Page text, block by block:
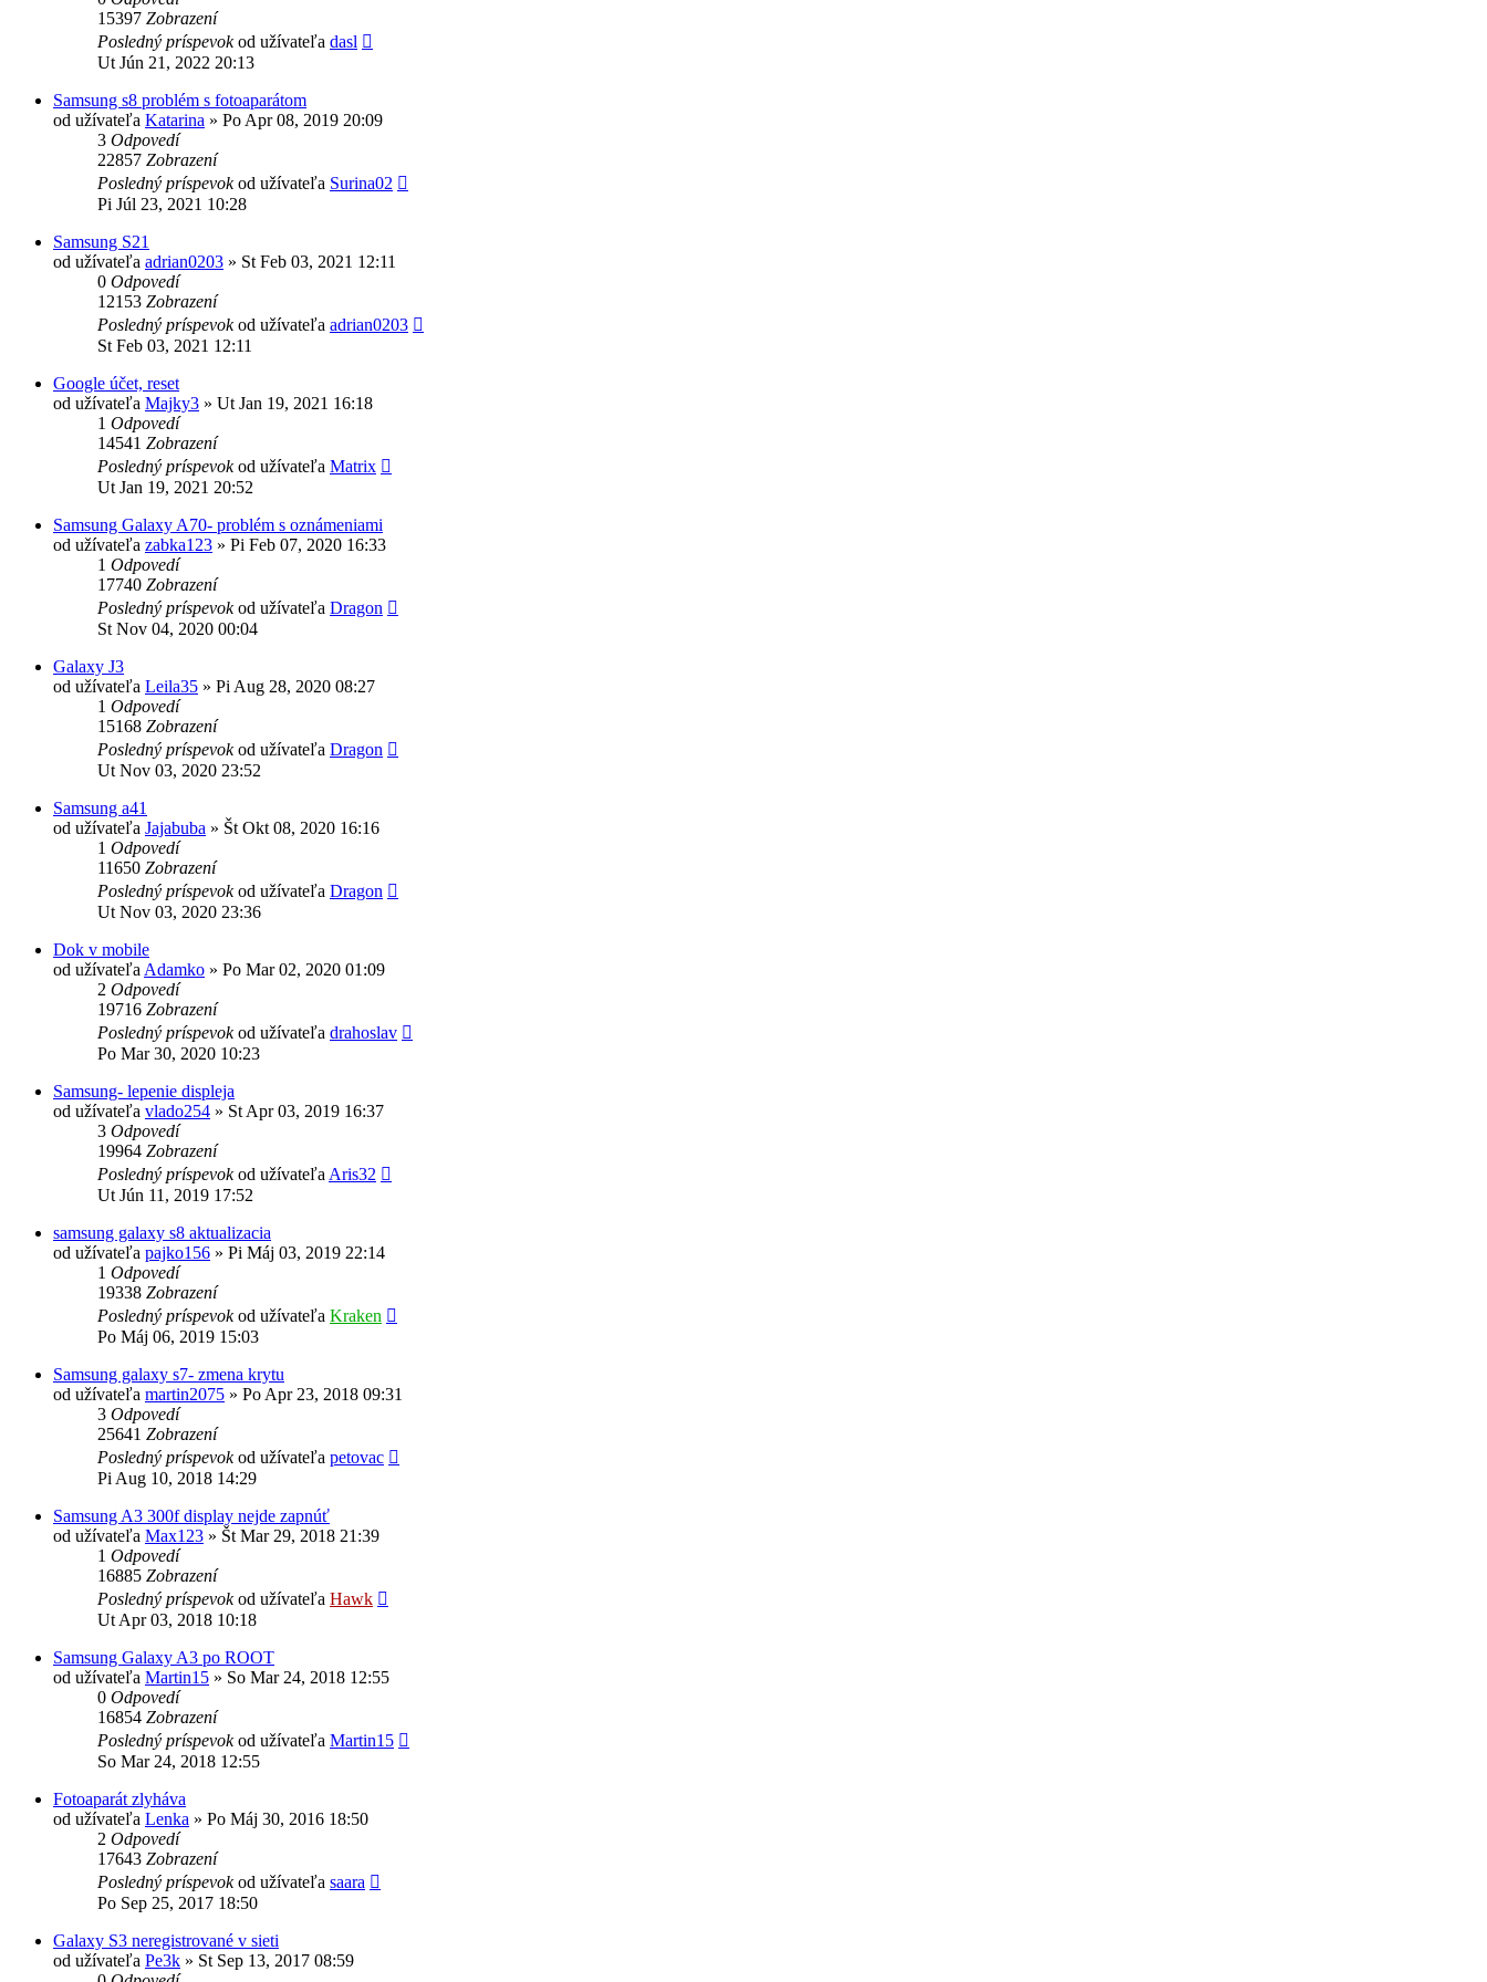
15397 Zobrazení
Posledný príspevokod užívateľa dasl
Ut Jún 21, 2022 20:13
Samsung s8 problém s fotoaparátom
od užívateľa Katarina » Po Apr 08, 2019 20:09
3 Odpovedí
22857 Zobrazení
Posledný príspevokod užívateľa Surina02
Pi Júl 23, 2021 10:28
Samsung S21
od užívateľa adrian0203 » St Feb 03, 2021 12:11
0 Odpovedí
12153 Zobrazení
Posledný príspevokod užívateľa adrian0203
St Feb 03, 2021 12:11
Google účet, reset
od užívateľa Majky3 » Ut Jan 19, 2021 16:18
1 Odpovedí
14541 Zobrazení
Posledný príspevokod užívateľa Matrix
Ut Jan 19, 2021 20:52
Samsung Galaxy A70- problém s oznámeniami
od užívateľa zabka123 » Pi Feb 07, 2020 16:33
1 Odpovedí
17740 Zobrazení
Posledný príspevokod užívateľa Dragon
St Nov 04, 2020 00:04
Galaxy J3
od užívateľa Leila35 » Pi Aug 28, 2020 08:27
1 Odpovedí
15168 Zobrazení
Posledný príspevokod užívateľa Dragon
Ut Nov 03, 2020 23:52
Samsung a41
od užívateľa Jajabuba » Št Okt 08, 2020 16:16
1 Odpovedí
11650 Zobrazení
Posledný príspevokod užívateľa Dragon
Ut Nov 03, 2020 23:36
Dok v mobile
od užívateľa Adamko » Po Mar 02, 2020 01:09
2 Odpovedí
19716 Zobrazení
Posledný príspevokod užívateľa drahoslav
Po Mar 30, 2020 10:23
Samsung- lepenie displeja
od užívateľa vlado254 » St Apr 03, 2019 16:37
3 Odpovedí
19964 Zobrazení
Posledný príspevokod užívateľa Aris32
Ut Jún 11, 2019 17:52
samsung galaxy s8 aktualizacia
od užívateľa pajko156 » Pi Máj 03, 2019 22:14
1 Odpovedí
19338 Zobrazení
Posledný príspevokod užívateľa Kraken
Po Máj 06, 2019 15:03
Samsung galaxy s7- zmena krytu
od užívateľa martin2075 » Po Apr 23, 2018 09:31
3 Odpovedí
25641 Zobrazení
Posledný príspevokod užívateľa petovac
Pi Aug 10, 2018 14:29
Samsung A3 300f display nejde zapnúť
od užívateľa Max123 » Št Mar 29, 2018 21:39
1 Odpovedí
16885 Zobrazení
Posledný príspevokod užívateľa Hawk
Ut Apr 03, 2018 10:18
Samsung Galaxy A3 po ROOT
od užívateľa Martin15 » So Mar 24, 2018 12:55
0 Odpovedí
16854 Zobrazení
Posledný príspevokod užívateľa Martin15
So Mar 24, 2018 12:55
Fotoaparát zlyháva
od užívateľa Lenka » Po Máj 30, 2016 18:50
2 Odpovedí
17643 Zobrazení
Posledný príspevokod užívateľa saara
Po Sep 25, 2017 18:50
Galaxy S3 neregistrované v sieti
od užívateľa Pe3k » St Sep 13, 2017 08:59